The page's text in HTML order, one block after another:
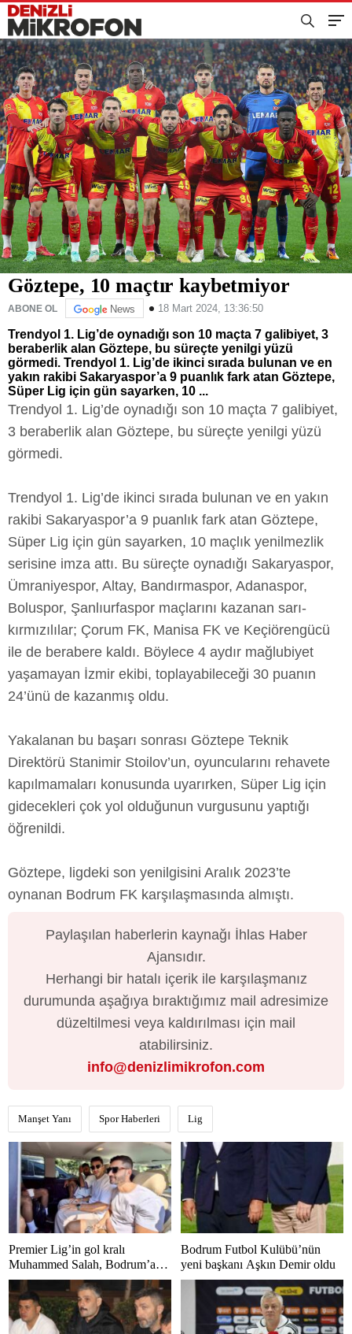
Göztepe, 10 maçtır kaybetmiyor
ABONE OL News 18 Mart 2024, 13:36:50
Trendyol 1. Lig’de oynadığı son 10 maçta 7 galibiyet, 3
beraberlik alan Göztepe, bu süreçte yenilgi yüzü
görmedi. Trendyol 1. Lig’de ikinci sırada bulunan ve en
yakın rakibi Sakaryaspor’a 9 puanlık fark atan Göztepe,
Süper Lig için gün sayarken, 10 ...
Trendyol 1. Lig’de oynadığı son 10 maçta 7 galibiyet,
3 beraberlik alan Göztepe, bu süreçte yenilgi yüzü
görmedi.
Trendyol 1. Lig’de ikinci sırada bulunan ve en yakın
rakibi Sakaryaspor’a 9 puanlık fark atan Göztepe,
Süper Lig için gün sayarken, 10 maçlık yenilmezlik
serisine imza attı. Bu süreçte oynadığı Sakaryaspor,
Ümraniyespor, Altay, Bandırmaspor, Adanaspor,
Boluspor, Şanlıurfaspor maçlarını kazanan sarı-
kırmızılılar; Çorum FK, Manisa FK ve Keçiörengücü
ile de berabere kaldı. Böylece 4 aydır mağlubiyet
yaşamayan İzmir ekibi, toplayabileceği 30 puanın
24’ünü de kazanmış oldu.
Yakalanan bu başarı sonrası Göztepe Teknik
Direktörü Stanimir Stoilov’un, oyuncularını rehavete
kapılmamaları konusunda uyarırken, Süper Lig için
gidecekleri çok yol olduğunun vurgusunu yaptığı
öğrenildi.
Göztepe, ligdeki son yenilgisini Aralık 2023’te
oynanan Bodrum FK karşılaşmasında almıştı.
Paylaşılan haberlerin kaynağı İhlas Haber
Ajansıdır.
Herhangi bir hatalı içerik ile karşılaşmanız
durumunda aşağıya bıraktığımız mail adresimize
düzeltilmesi veya kaldırılması için mail
atabilirsiniz.
info@denizlimikrofon.com
Manşet Yanı Spor Haberleri Lig
Premier Lig’in gol kralı
Muhammed Salah, Bodrum’a
hayran kaldı
Bodrum Futbol Kulübü’nün
yeni başkanı Aşkın Demir oldu